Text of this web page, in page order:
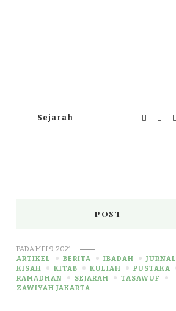
Sejarah
POST
PADAMEI 9, 2021
ARTIKEL
BERITA IBADAH
JURNAL
KISAH
KITAB KULIAH
PUSTAKA
RAMADHAN
SEJARAH
TASAWUF
ZAWIYAH JAKARTA